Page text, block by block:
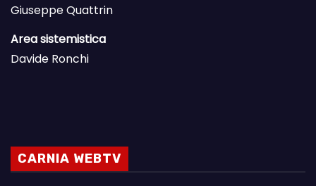
Giuseppe Quattrin
Area sistemistica
Davide Ronchi
CARNIA WEBTV